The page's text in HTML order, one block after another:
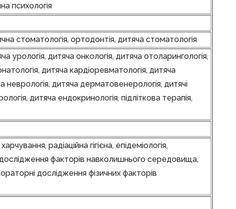
психологія
стоматологія, ортодонтія, дитяча стоматологія
урологія, дитяча онкологія, дитяча отоларингологія,
дитяча кардіоревматологія, дитяча
неврологія, дитяча дерматовенерологія, дитячі
дитяча ендокринологія, підліткова терапія,
харчування, радіаційна гігієна, епідеміологія,
дослідження факторів навколишнього середовища,
дослідження фізичних факторів